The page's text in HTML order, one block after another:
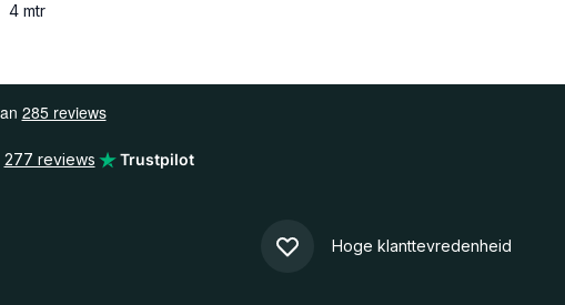
4 mtr
277 reviews Trustpilot
Hoge klanttevredenheid